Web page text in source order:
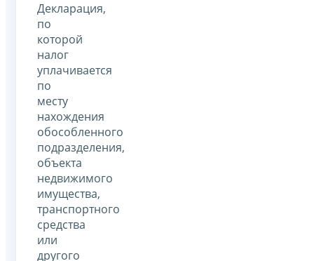
Декларация,
по
которой
налог
уплачивается
по
месту
нахождения
обособленного
подразделения,
объекта
недвижимого
имущества,
транспортного
средства
или
другого